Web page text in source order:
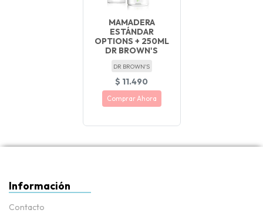
MAMADERA
ESTÁNDAR
OPTIONS + 250ML
DR BROWN'S
DR BROWN'S
$ 11.490
Comprar Ahora
Información
Contacto